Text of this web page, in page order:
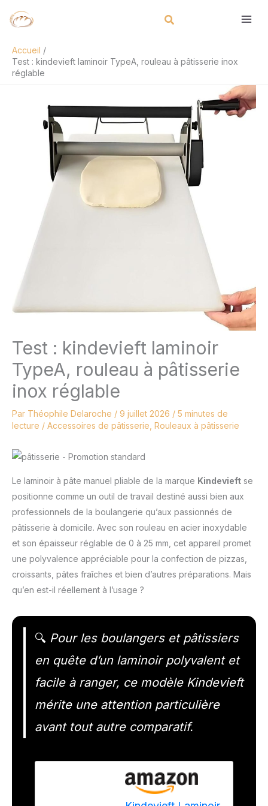
Accueil
Test : kindevieft laminoir TypeA, rouleau à pâtisserie inox
réglable
Test : kindevieft laminoir
TypeA, rouleau à pâtisserie
inox réglable
Par Théophile Delaroche / 9 juillet 2026 / 5 minutes de
lecture / Accessoires de pâtisserie Rouleaux à pâtisserie
Le laminoir à pâte manuel pliable de la marque Kindevieft se
positionne comme un outil de travail destiné aussi bien aux
professionnels de la boulangerie qu’aux passionnés de
pâtisserie à domicile. Avec son rouleau en acier inoxydable
et son épaisseur réglable de 0 à 25 mm, cet appareil promet
une polyvalence appréciable pour la confection de pizzas,
croissants, pâtes fraîches et bien d’autres préparations. Mais
qu’en est-il réellement à l’usage ?
🔍 Pour les boulangers et pâtissiers
en quête d’un laminoir polyvalent et
facile à ranger, ce modèle Kindevieft
mérite une attention particulière
avant tout autre comparatif.